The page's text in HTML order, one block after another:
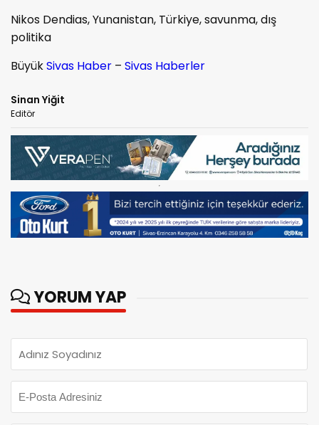
Nikos Dendias, Yunanistan, Türkiye, savunma, dış
politika
BüyükSivas Haber – Sivas Haberler
Sinan Yiğit
Editör
YORUM YAP